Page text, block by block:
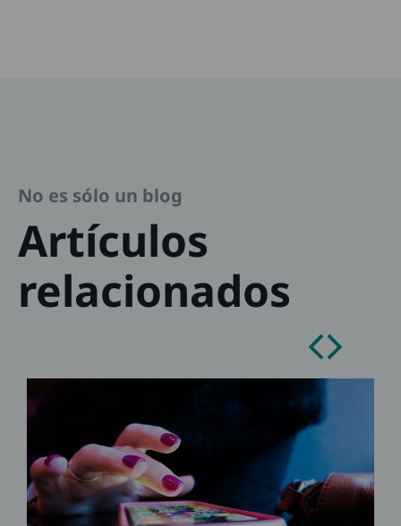
No es sólo un blog
Artículos
relacionados